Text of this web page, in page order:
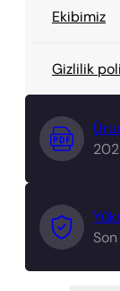
Ekibimiz
Gizlilik